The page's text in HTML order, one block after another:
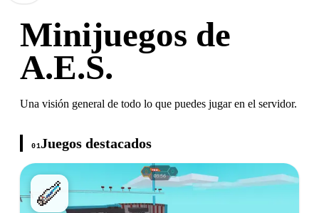
Minijuegos de
A.E.S.
Una visión general de todo lo que puedes jugar en el servidor.
01Juegos destacados